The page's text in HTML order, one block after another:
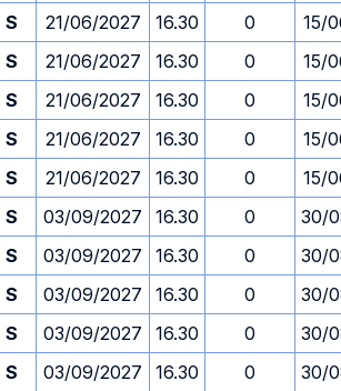
S 21/06/2027 16.30 0
15/
S 21/06/2027 16.30 0
15/
S 21/06/2027 16.30 0
15/
S 21/06/2027 16.30 0
15/
S 21/06/2027 16.30 0
15/
S 03/09/2027 16.30 0
30/
S 03/09/2027 16.30 0
30/
S 03/09/2027 16.30 0
30/
S 03/09/2027 16.30 0
30/
S 03/09/2027 16.30 0 30/